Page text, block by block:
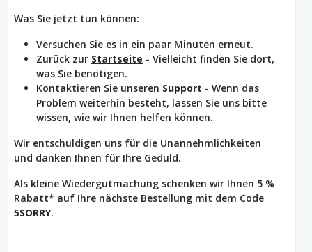
Was Sie jetzt tun können:
Versuchen Sie es in ein paar Minuten erneut.
Zurück zur Startseite - Vielleicht finden Sie dort,
was Sie benötigen.
Kontaktieren Sie unseren Support - Wenn das
Problem weiterhin besteht, lassen Sie uns bitte
wissen, wie wir Ihnen helfen können.
Wir entschuldigen uns für die Unannehmlichkeiten
und danken Ihnen für Ihre Geduld.
Als kleine Wiedergutmachung schenken wir Ihnen 5 %
Rabatt* auf Ihre nächste Bestellung mit dem Code
5SORRY.